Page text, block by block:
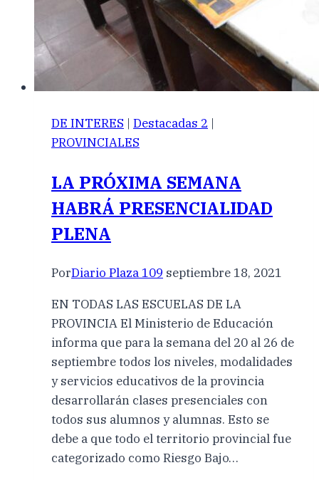
DE INTERES | Destacadas 2 |
PROVINCIALES
LA PRÓXIMA SEMANA
HABRÁ PRESENCIALIDAD
PLENA
PorDiario Plaza 109 septiembre 18, 2021
EN TODAS LAS ESCUELAS DE LA
PROVINCIA El Ministerio de Educación
informa que para la semana del 20 al 26 de
septiembre todos los niveles, modalidades
y servicios educativos de la provincia
desarrollarán clases presenciales con
todos sus alumnos y alumnas. Esto se
debe a que todo el territorio provincial fue
categorizado como Riesgo Bajo…